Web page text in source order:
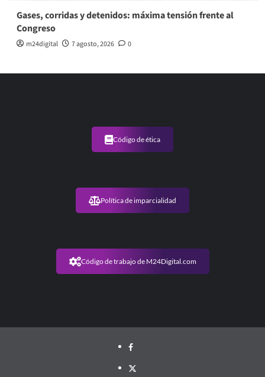
Gases, corridas y detenidos: máxima tensión frente al
Congreso
m24digital 7 agosto, 2026 0
Código de ética
Política de imparcialidad
Código de trabajo de M24Digital.com